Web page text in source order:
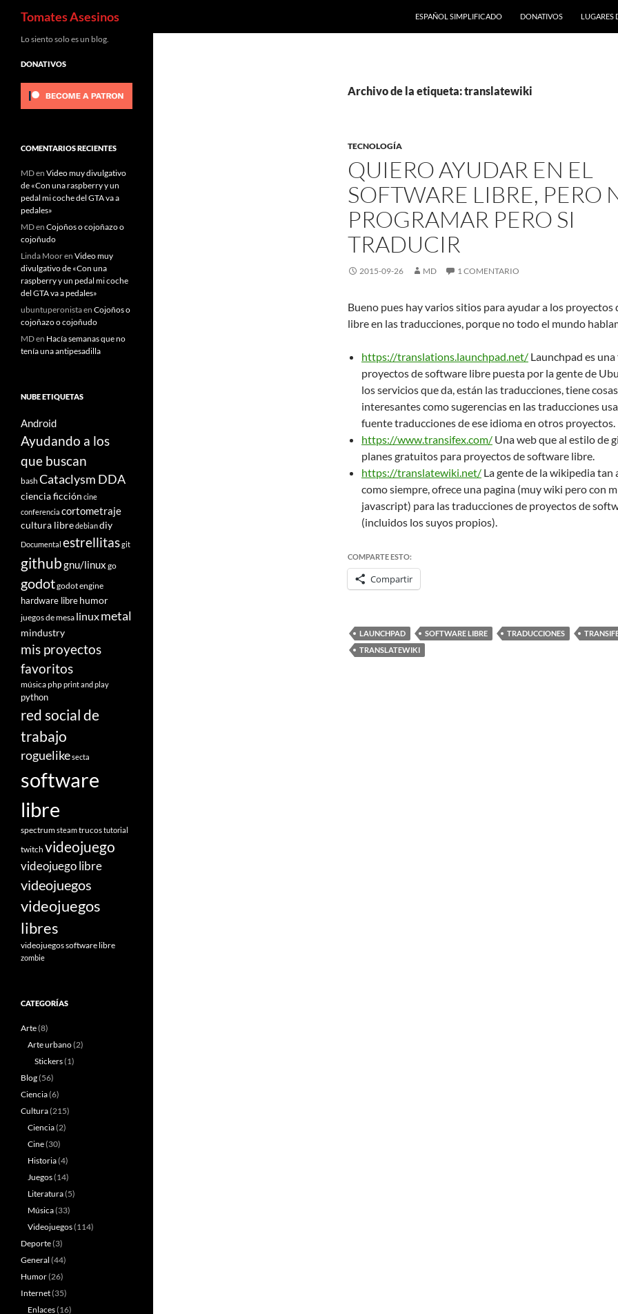
Saltar
Tomates Asesinos ESPAÑOL SIMPLIFICADO DONATIVOS LUGARES
Archivo de la etiqueta: translatewiki
TECNOLOGÍA
QUIERO AYUDAR EN EL
SOFTWARE LIBRE, PERO
PROGRAMAR PERO SI
TRADUCIR
2015-09-26 MD 1 COMENTARIO
Bueno pues hay varios sitios para ayudar a los proyectos
libre en las traducciones, porque no todo el mundo
https://translations.launchpad.net/ Launchpad es
proyectos de software libre puesta por la gente de
los servicios que da, están las traducciones, tiene cosas
interesantes como sugerencias en las traducciones
fuente traducciones de ese idioma en otros proyectos.
https://www.transifex.com/ Una web que al estilo de
planes gratuitos para proyectos de software libre.
https://translatewiki.net/ La gente de la wikipedia tan
como siempre, ofrece una pagina (muy wiki pero con
javascript) para las traducciones de proyectos de
(incluidos los suyos propios).
COMPARTE ESTO:
Compartir
LAUNCHPAD SOFTWARE LIBRE TRADUCCIONES
TRANSLATEWIKI
Lo siento solo es un blog.
DONATIVOS
COMENTARIOS RECIENTES
MDen Video muy divulgativo
de «Con una raspberry y un
pedal mi coche del GTA va a
pedales»
MDen Cojoños o cojoñazo o
cojoñudo
Linda Mooren Video muy
divulgativo de «Con una
raspberry y un pedal mi coche
del GTA va a pedales»
ubuntuperonistaen Cojoños o
cojoñazo o cojoñudo
MDen Hacía semanas que no
tenía una antipesadilla
NUBE ETIQUETAS
Android
Ayudando a los
que buscan
bash Cataclysm DDA
ciencia ficción cine
conferencia cortometraje
cultura libredebiandiy
Documental estrellitasgit
githubgnu/linux go
godotgodot engine
hardware librehumor
juegos de mesa linuxmetal
mindustry
mis proyectos
favoritos
músicaphpprint and play
python
red social de
trabajo
roguelikesecta
software
libre
spectrumsteamtrucostutorial
twitch videojuego
videojuego libre
videojuegos
videojuegos
libres
videojuegos software libre
zombie
CATEGORÍAS
Arte(8)
Arte urbano(2)
Stickers(1)
Blog(56)
Ciencia(6)
Cultura(215)
Ciencia(2)
Cine(30)
Historia(4)
Juegos(14)
Literatura(5)
Música(33)
Videojuegos(114)
Deporte(3)
General (44)
Humor(26)
Internet(35)
Enlaces(16)